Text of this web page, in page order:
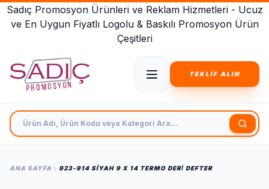
Sadıç Promosyon Ürünleri ve Reklam Hizmetleri - Ucuz
ve En Uygun Fiyatlı Logolu & Baskılı Promosyon Ürün
Çeşitleri
TEKLİF ALIN
Ürün Adı, Ürün Kodu veya Kategori Ara
ANA SAYFA 923-914 SIYAH 9 X 14 TERMO DERİ DEFTER